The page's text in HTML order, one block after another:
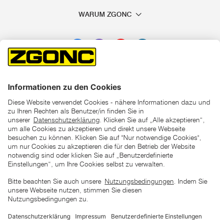
Sets mit vielen praktischen Zubehörteilen für eine intensive
Akku-Hochdruckreiniger bestellen: Das
müssen Sie wissen
Hochdruckreiniger KÄRCHER im Angebot hat? Sehen Sie
sich gerne in unserem Sortiment um. Dort finden Sie neben
Reinigungsgeräten von KÄRCHER auch weitere bekannte
Brands, zum Beispiel EINHELL und GARDENA.
Verwenden Sie Ihren neuen Akku-Hochdruckreiniger zu
günstigen Preisenfür die effektive Reinigung von
Terrassenfliesen, Asphalt, Holzböden, Dachziegeln oder
WARUM ZGONC
*der "statt"-Preis ist der niedrigste von uns in den letzten 30
Tagen vor Beginn dieser Aktion verlangte Preis
unter den UVP Preisen auf dieser Website sind die
unverbindlich empfohlenen Listenpreise unserer Lieferanten
AGB Datenschutz Impressum Barrierefreiheitserklärung